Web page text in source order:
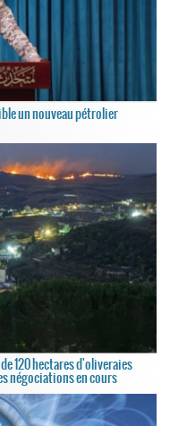
un nouveau pétrolier
120 hectares d'oliveraies
négociations en cours